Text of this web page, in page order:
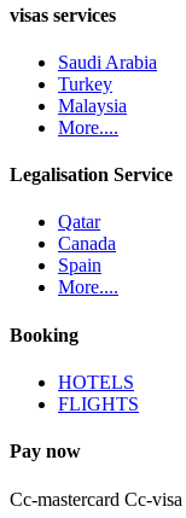
visas services
Saudi Arabia
Turkey
Malaysia
More....
Legalisation Service
Qatar
Canada
Spain
More....
Booking
HOTELS
FLIGHTS
Pay now
Cc-mastercard Cc-visa